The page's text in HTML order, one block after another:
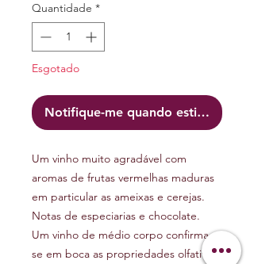
Quantidade *
Esgotado
Notifique-me quando estiver
Um vinho muito agradável com
aromas de frutas vermelhas maduras
em particular as ameixas e cerejas.
Notas de especiarias e chocolate.
Um vinho de médio corpo confirma-
se em boca as propriedades olfativas.